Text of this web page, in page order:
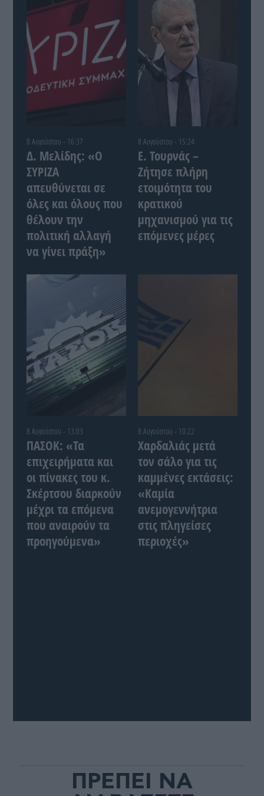
8 Αυγούστου - 16:37
Δ. Μελίδης: «Ο
ΣΥΡΙΖΑ
απευθύνεται σε
όλες και όλους που
θέλουν την
πολιτική αλλαγή
να γίνει πράξη»
8 Αυγούστου - 15:24
Ε. Τουρνάς –
Ζήτησε πλήρη
ετοιμότητα του
κρατικού
μηχανισμού για τις
επόμενες μέρες
8 Αυγούστου - 13:03
ΠΑΣΟΚ: «Τα
επιχειρήματα και
οι πίνακες του κ.
Σκέρτσου διαρκούν
μέχρι τα επόμενα
που αναιρούν τα
προηγούμενα»
8 Αυγούστου - 10:22
Χαρδαλιάς μετά
τον σάλο για τις
καμμένες εκτάσεις:
«Καμία
ανεμογεννήτρια
στις πληγείσες
περιοχές»
ΠΡΕΠΕΙ ΝΑ